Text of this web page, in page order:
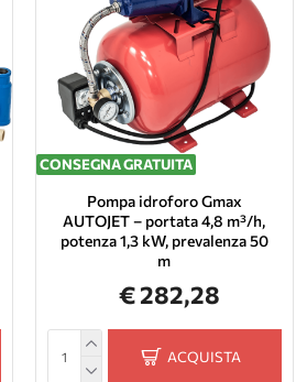
CONSEGNA GRATUITA
Pompa idroforo Gmax
AUTOJET – portata 4,8 m³/h,
potenza 1,3 kW, prevalenza 50
m
€ 282,28
ACQUISTA